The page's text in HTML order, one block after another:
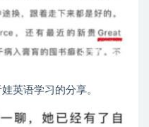
英语学习的分享。